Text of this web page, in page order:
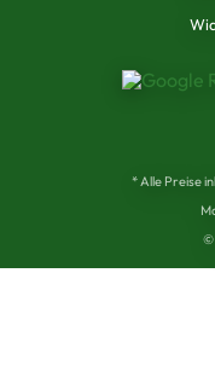
* Alle Preise
©